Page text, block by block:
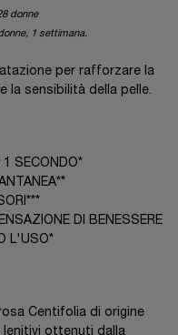
donne
1 settimana.
per rafforzare la
la sensibilità della pelle.
1 SECONDO*
DI BENESSERE
L'USO*
Centifolia di origine
ottenuti dalla